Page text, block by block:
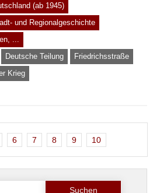
(ab 1945)
und Regionalgeschichte
...
Deutsche Teilung
Friedrichsstraße
Krieg
6 7 8 9 10